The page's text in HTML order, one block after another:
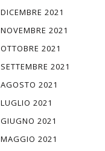
DICEMBRE 2021
NOVEMBRE 2021
OTTOBRE 2021
SETTEMBRE 2021
AGOSTO 2021
LUGLIO 2021
GIUGNO 2021
MAGGIO 2021